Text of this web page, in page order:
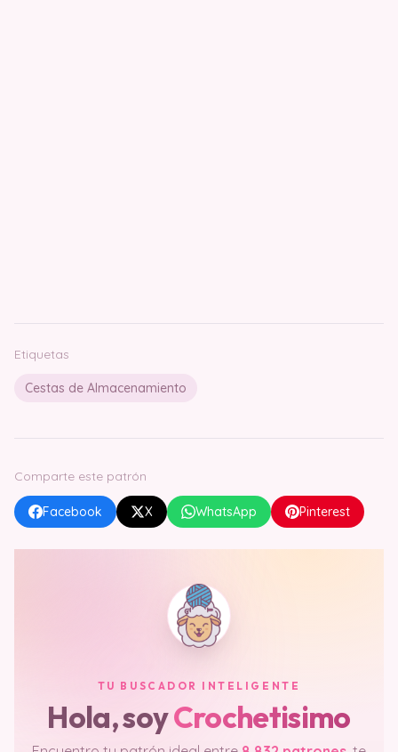
Etiquetas
Cestas de Almacenamiento
Comparte este patrón
Facebook X WhatsApp Pinterest
TU BUSCADOR INTELIGENTE
Hola, soyCrochetisimo